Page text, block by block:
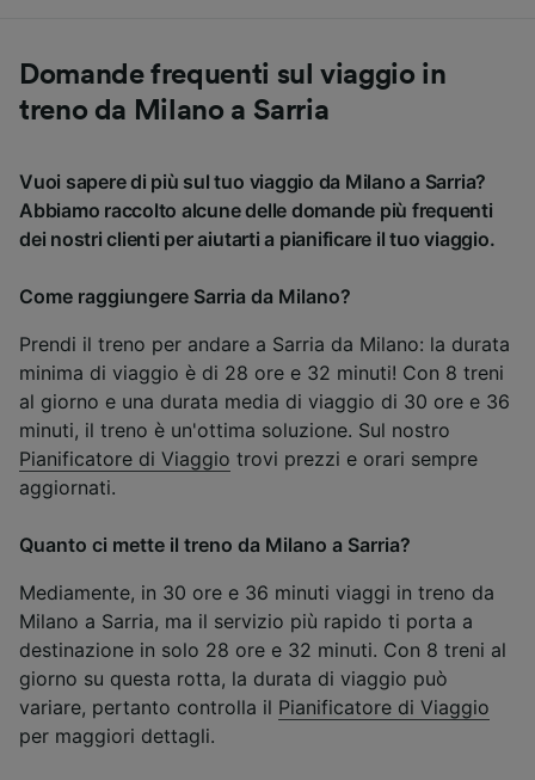
Domande frequenti sul viaggio in
treno da Milano a Sarria
Vuoi sapere di più sul tuo viaggio da Milano a Sarria?
Abbiamo raccolto alcune delle domande più frequenti
dei nostri clienti per aiutarti a pianificare il tuo viaggio.
Come raggiungere Sarria da Milano?
Prendi il treno per andare a Sarria da Milano: la durata
minima di viaggio è di 28 ore e 32 minuti! Con 8 treni
al giorno e una durata media di viaggio di 30 ore e 36
minuti, il treno è un'ottima soluzione. Sul nostro
Pianificatore di Viaggio trovi prezzi e orari sempre
aggiornati.
Quanto ci mette il treno da Milano a Sarria?
Mediamente, in 30 ore e 36 minuti viaggi in treno da
Milano a Sarria, ma il servizio più rapido ti porta a
destinazione in solo 28 ore e 32 minuti. Con 8 treni al
giorno su questa rotta, la durata di viaggio può
variare, pertanto controlla il Pianificatore di Viaggio
per maggiori dettagli.